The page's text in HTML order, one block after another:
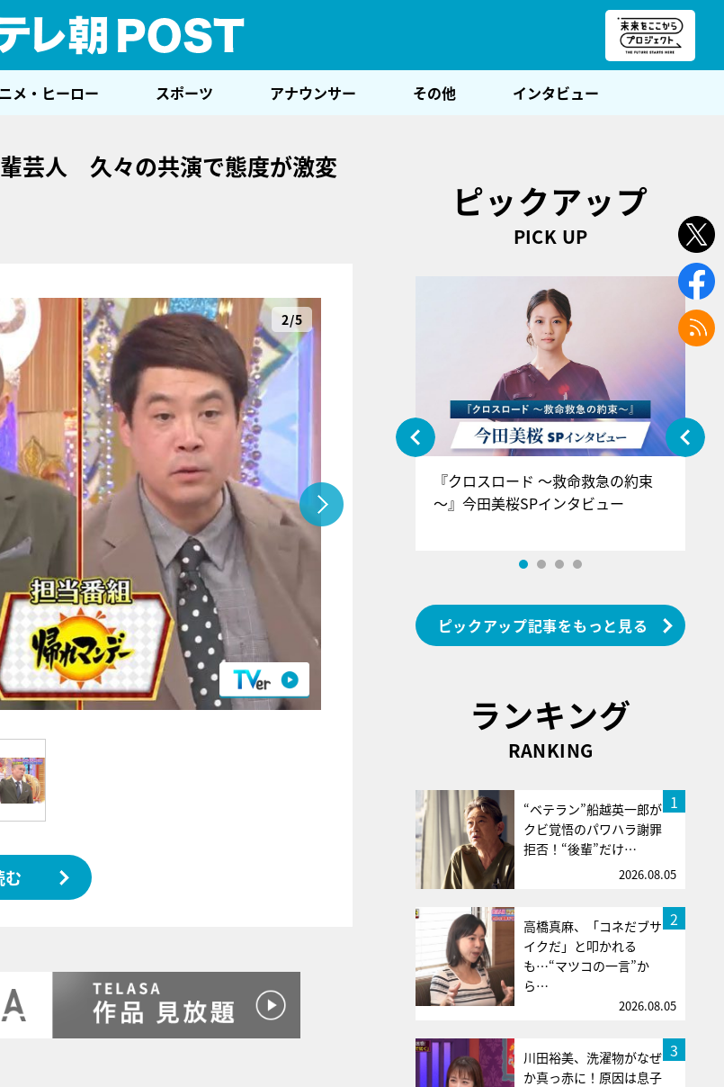
メ・ヒーロー スポーツ アナウンサー その他 インタビュー
芸人 久々の共演で態度が激変
2/5
む
ピックアップ
PICK UP
『アイ＝ラブ！げーみんぐ』＝LOV
E齋藤樹愛羅＆佐々木舞香SPインタ
ビュー
『クロスロード ～救命救急の約束
～』今田美桜SPインタビュー
ピックアップ記事をもっと見る
ランキング
RANKING
1
“ベテラン”船越英一郎が
クビ覚悟のパワハラ謝罪
拒否！“後輩”だけ…
2026.08.05
2
高橋真麻、「コネだブサ
イクだ」と叩かれる
も…“マツコの一言”か
ら…
2026.08.05
3
川田裕美、洗濯物がなぜ
か真っ赤に！原因は息子